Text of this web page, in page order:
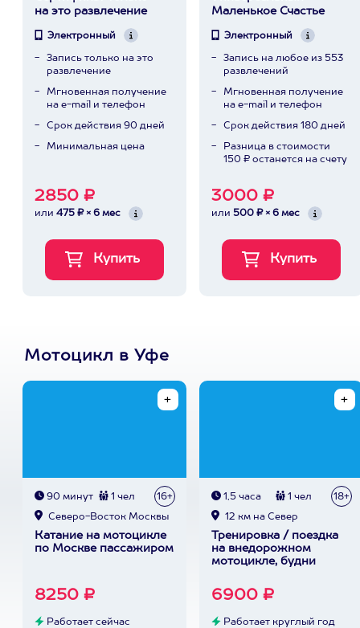
на это развлечение
Электронный
Запись только на это
развлечение
Мгновенная получение
на e-mail и телефон
Срок действия 90 дней
Минимальная цена
2850 ₽
или 475 ₽ × 6 мес
Маленькое Счастье
Электронный
Запись на любое из 553
развлечений
Мгновенная получение
на e-mail и телефон
Срок действия 180 дней
Разница в стоимости
150 ₽ останется на счету
3000 ₽
или 500 ₽ × 6 мес
Мотоцикл в Уфе
90 минут 1 чел 16+
Северо-Восток Москвы
Катание на мотоцикле
по Москве пассажиром
8250 ₽
Работает сейчас
1,5 часа 1 чел 18+
12 км на Север
Тренировка / поездка
на внедорожном
мотоцикле, будни
6900 ₽
Работает круглый год